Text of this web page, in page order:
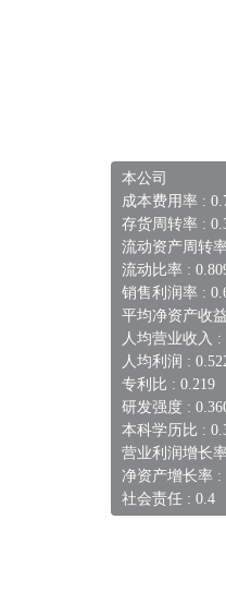
本公司
成本费用率 :
存货周转率 :
流动资产周转
流动比率 :
销售利润率 :
平均净资产收
人均营业收入 :
人均利润 :
专利比 : 0.219
研发强度 :
本科学历比 :
营业利润增长
净资产增长率 :
社会责任 : 0.4